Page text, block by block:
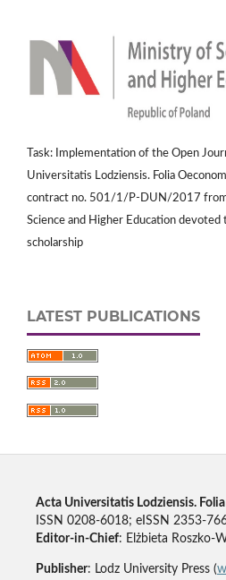
Task: Implementation of the Open
Universitatis Lodziensis. Folia
contract no. 501/1/P-DUN/2017
Science and Higher Education
scholarship
LATEST PUBLICATIONS
Acta Universitatis Lodziensis.
ISSN 0208-6018; eISSN 2353-
Editor-in-Chief: Elżbieta Roszko-
Publisher: Lodz University Press (